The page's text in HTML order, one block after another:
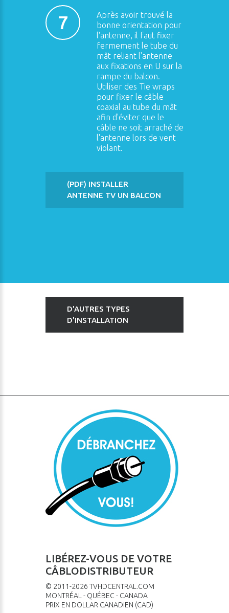
7
Après avoir trouvé la
bonne orientation pour
l'antenne, il faut fixer
fermement le tube du
mât reliant l'antenne
aux fixations en U sur la
rampe du balcon.
Utiliser des Tie wraps
pour fixer le câble
coaxial au tube du mât
afin d'éviter que le
câble ne soit arraché de
l'antenne lors de vent
violant.
(PDF) INSTALLER
ANTENNE TV UN BALCON
D'AUTRES TYPES
D'INSTALLATION
LIBÉREZ-VOUS DE VOTRE
CÂBLODISTRIBUTEUR
© 2011-2026 TVHDCENTRAL.COM
MONTRÉAL - QUÉBEC - CANADA
PRIX EN DOLLAR CANADIEN (CAD)